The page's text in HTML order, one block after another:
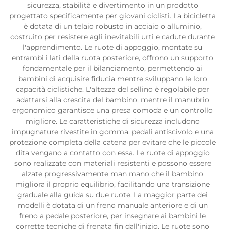
sicurezza, stabilità e divertimento in un prodotto
progettato specificamente per giovani ciclisti. La bicicletta
è dotata di un telaio robusto in acciaio o alluminio,
costruito per resistere agli inevitabili urti e cadute durante
l'apprendimento. Le ruote di appoggio, montate su
entrambi i lati della ruota posteriore, offrono un supporto
fondamentale per il bilanciamento, permettendo ai
bambini di acquisire fiducia mentre sviluppano le loro
capacità ciclistiche. L'altezza del sellino è regolabile per
adattarsi alla crescita del bambino, mentre il manubrio
ergonomico garantisce una presa comoda e un controllo
migliore. Le caratteristiche di sicurezza includono
impugnature rivestite in gomma, pedali antiscivolo e una
protezione completa della catena per evitare che le piccole
dita vengano a contatto con essa. Le ruote di appoggio
sono realizzate con materiali resistenti e possono essere
alzate progressivamente man mano che il bambino
migliora il proprio equilibrio, facilitando una transizione
graduale alla guida su due ruote. La maggior parte dei
modelli è dotata di un freno manuale anteriore e di un
freno a pedale posteriore, per insegnare ai bambini le
corrette tecniche di frenata fin dall'inizio. Le ruote sono